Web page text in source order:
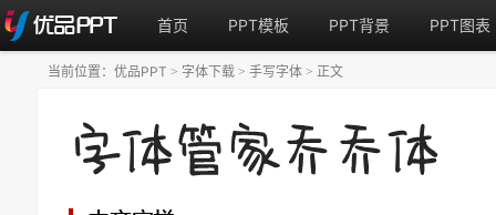
首页 PPT模板 PPT背景 PPT图表
当前位置： 优品PPT > 字体下载 > 手写字体 > 正文